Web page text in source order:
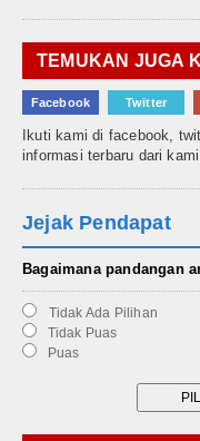
TEMUKAN JUGA
Facebook Twitter
Ikuti kami di facebook,
informasi terbaru dari kami.
Jejak Pendapat
Bagaimana pandangan
Tidak Ada Pilihan
Tidak Puas
Puas